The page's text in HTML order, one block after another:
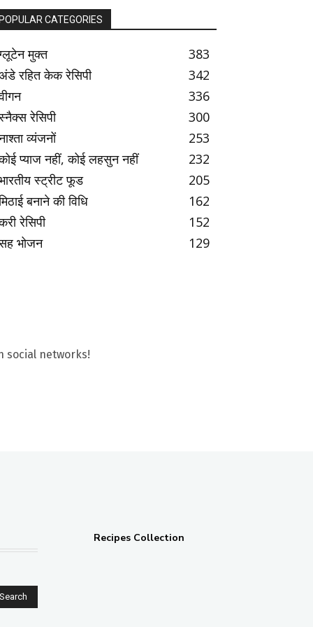
POPULAR CATEGORIES
मुक्त
383
रहित केक रेसिपी
342
336
रेसिपी
300
व्यंजनों
253
प्याज नहीं, कोई लहसुन नहीं
232
स्ट्रीट फूड
205
बनाने की विधि
162
रेसिपी
152
भोजन
129
social networks!
Search
Recipes Collection